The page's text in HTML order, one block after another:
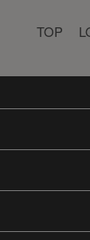
が不適
あるこ
ます
TOP